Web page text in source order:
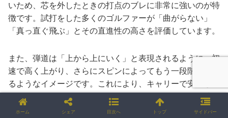
いため、芯を外したときの打点のブレに非常に強いのが特
徴です。試打をした多くのゴルファーが「曲がらない」
「真っ直ぐ飛ぶ」とその直進性の高さを評価しています。
また、弾道は「上から上にいく」と表現されるように、初
速で高く上がり、さらにスピンによってもう一段階上昇す
るようなイメージです。これにより、キャリーで安定して
グリーンを狙うことができます。飛距離性能は03に一歩
譲るものの、スコアメイクに直結する安定性を求めるゴル
ホーム シェア 目次へ トップ サイドバー